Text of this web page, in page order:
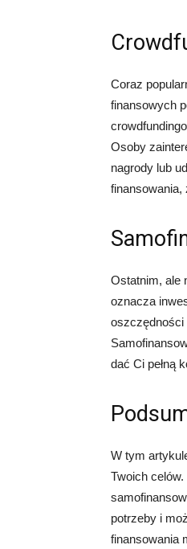
Coraz
finansowych
Osoby
nagrody lub
finansowania,
Ostatnim, ale
oznacza
oszczędności
dać Ci pełną
W tym
Twoich
potrzeby i
finansowania